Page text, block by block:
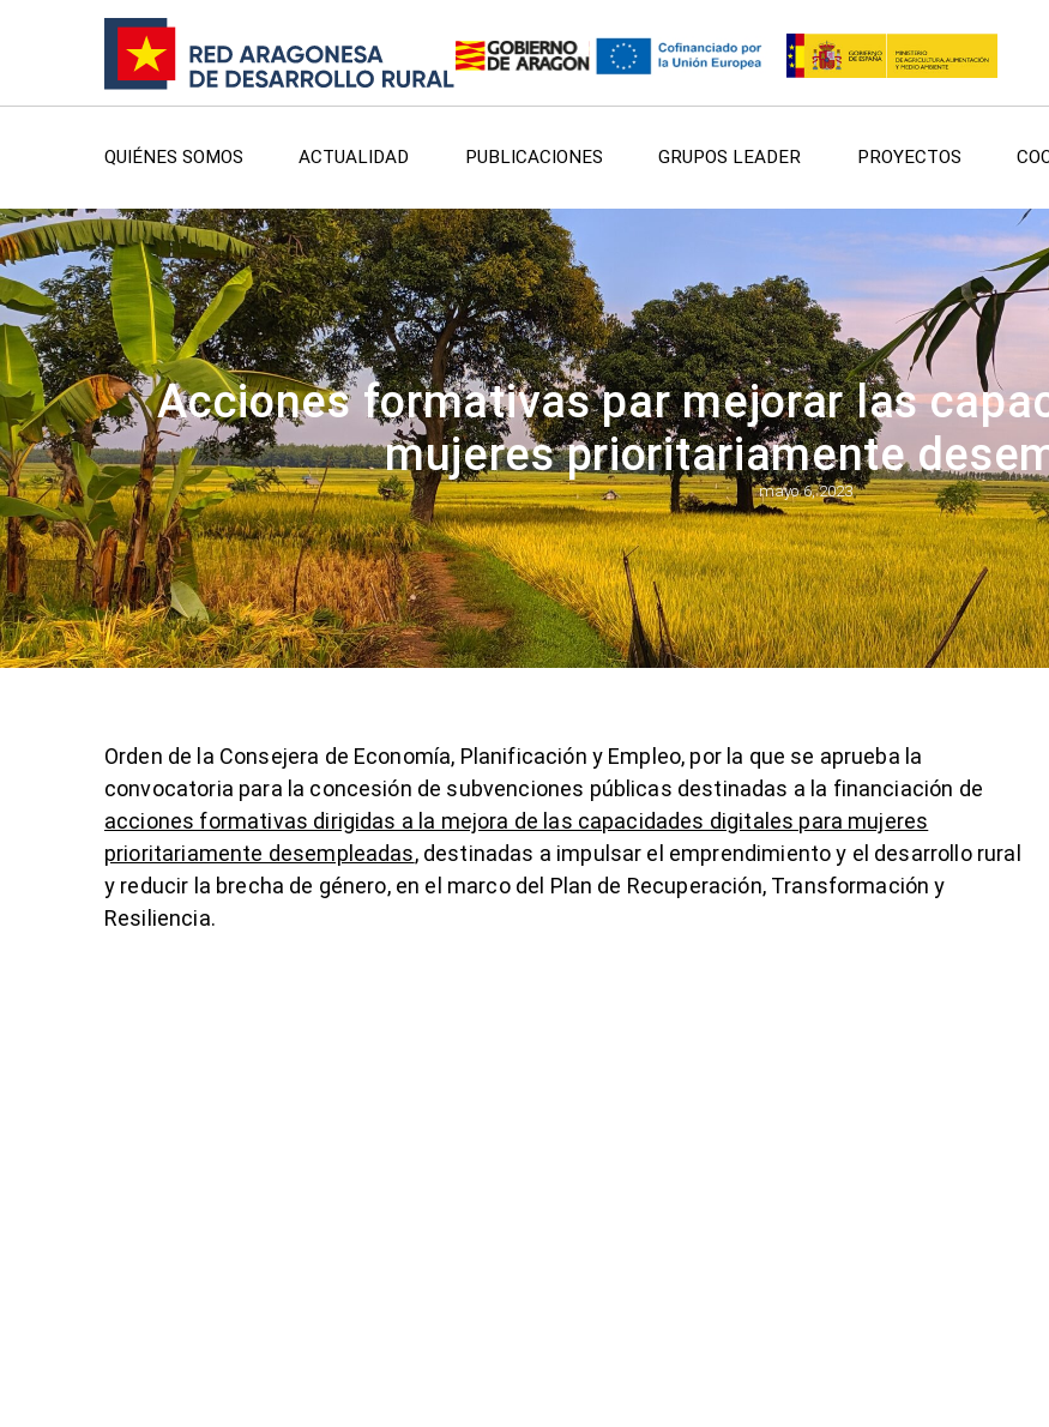
QUIÉNES SOMOS ACTUALIDAD PUBLICACIONES GRUPOS LEADER PROYECTOS
Acciones formativas par mejorar las
mujeres prioritariamente
mayo 6, 2023
Orden de la Consejera de Economía, Planificación y Empleo, por la que se aprueba la
convocatoria para la concesión de subvenciones públicas destinadas a la financiación de
acciones formativas dirigidas a la mejora de las capacidades digitales para mujeres
prioritariamente desempleadas, destinadas a impulsar el emprendimiento y el desarrollo rural
y reducir la brecha de género, en el marco del Plan de Recuperación, Transformación y
Resiliencia.